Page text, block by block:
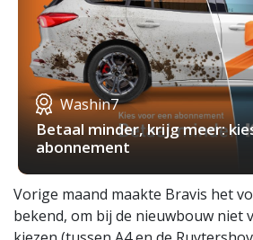
Washin7
Betaal minder, krijg meer:
abonnement
Vorige maand maakte Bravis het
bekend, om bij de nieuwbouw niet